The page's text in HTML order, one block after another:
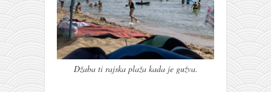
kontakt
Džaba ti rajska plaža kada je gužva.